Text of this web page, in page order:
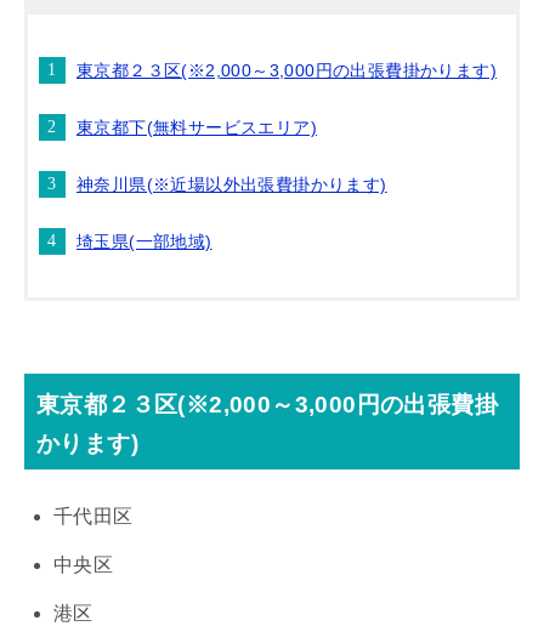
東京都２３区(※2,000～3,000円の出張費掛かります)
東京都下(無料サービスエリア)
神奈川県(※近場以外出張費掛かります)
埼玉県(一部地域)
東京都２３区(※2,000～3,000円の出張費掛
かります)
千代田区
中央区
港区